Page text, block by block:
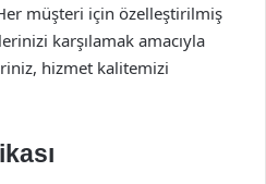
müşteri için özelleştirilmiş
karşılamak amacıyla
hizmet kalitemizi